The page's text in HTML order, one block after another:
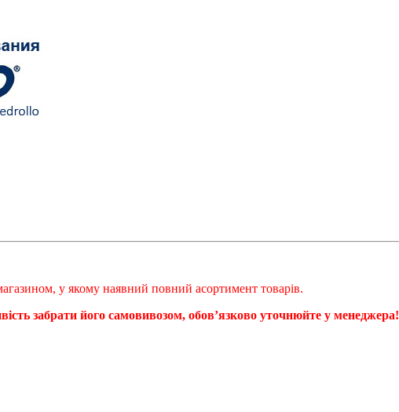
у якому наявний повний асортимент товарів.
забрати його самовивозом, обовʼязково уточнюйте у менеджера!